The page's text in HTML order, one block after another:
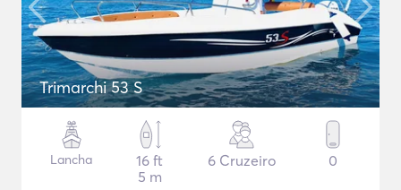
Trimarchi 53 S
Lancha
16 ft
5 m
6 Cruzeiro 0